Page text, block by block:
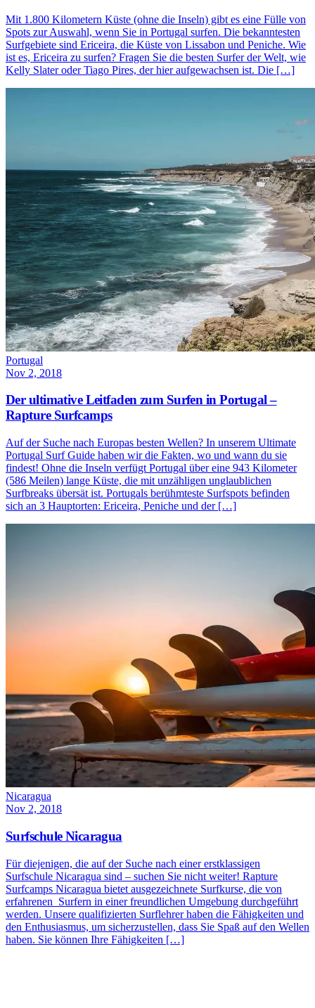
Mit 1.800 Kilometern Küste (ohne die Inseln) gibt es eine Fülle von
Spots zur Auswahl, wenn Sie in Portugal surfen. Die bekanntesten
Surfgebiete sind Ericeira, die Küste von Lissabon und Peniche. Wie
ist es, Ericeira zu surfen? Fragen Sie die besten Surfer der Welt, wie
Kelly Slater oder Tiago Pires, der hier aufgewachsen ist. Die […]
Portugal
Nov 2, 2018
Der ultimative Leitfaden zum Surfen in Portugal –
Rapture Surfcamps
Auf der Suche nach Europas besten Wellen? In unserem Ultimate
Portugal Surf Guide haben wir die Fakten, wo und wann du sie
findest! Ohne die Inseln verfügt Portugal über eine 943 Kilometer
(586 Meilen) lange Küste, die mit unzähligen unglaublichen
Surfbreaks übersät ist. Portugals berühmteste Surfspots befinden
sich an 3 Hauptorten: Ericeira, Peniche und der […]
Nicaragua
Nov 2, 2018
Surfschule Nicaragua
Für diejenigen, die auf der Suche nach einer erstklassigen
Surfschule Nicaragua sind – suchen Sie nicht weiter! Rapture
Surfcamps Nicaragua bietet ausgezeichnete Surfkurse, die von
erfahrenen Surfern in einer freundlichen Umgebung durchgeführt
werden. Unsere qualifizierten Surflehrer haben die Fähigkeiten und
den Enthusiasmus, um sicherzustellen, dass Sie Spaß auf den Wellen
haben. Sie können Ihre Fähigkeiten […]